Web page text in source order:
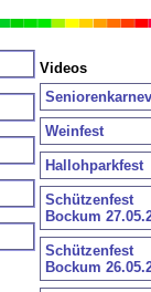
Videos
Weinfest
Hallohparkfest
Schützenfest
Bockum
Schützenfest
Bockum